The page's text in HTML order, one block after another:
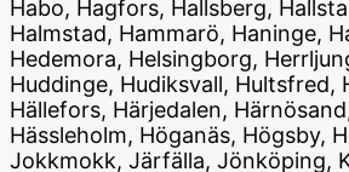
Habo, Hagfors, Hallsberg,
Halmstad, Hammarö, Haninge,
Hedemora, Helsingborg,
Huddinge, Hudiksvall, Hultsfred,
Hällefors, Härjedalen,
Hässleholm, Höganäs, Högsby,
Jokkmokk, Järfälla, Jönköping,